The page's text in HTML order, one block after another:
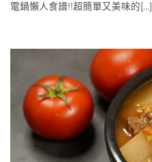
電鍋懶人食譜!!超簡單又美味的[...]